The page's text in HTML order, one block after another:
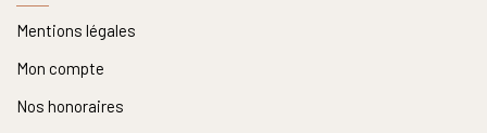
Mentions légales
Mon compte
Nos honoraires